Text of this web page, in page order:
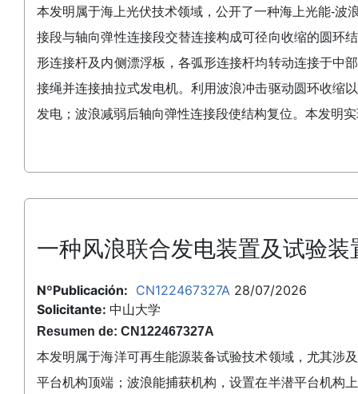
本发明属于海上光伏技术领域，公开了一种海上光能‑
接段与轴向弹性连接段交替连接构成可径向收缩的圆环
形连接杆及内侧漂浮板，各弧形连接杆均转动连接于中
接绳并连接抽拉式发电机。利用波浪冲击驱动圆环收缩
发电；波浪减弱后轴向弹性连接段使结构复位。本发明
一种风浪联合发电装置及试验装
NºPublicación: CN122467327A 28/07/2026
Solicitante: 中山大学
Resumen de: CN122467327A
本发明属于海洋可再生能源装备试验技术领域，尤其涉
平台机构顶端；波浪能捕获机构，设置在半潜平台机构